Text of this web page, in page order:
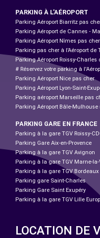
PARKING À L'AÉROPORT
Parking Aéroport Biarritz pas
Parking Aéroport de Cannes -
Parking Aéroport Nîmes pas cher
Parking pas cher à l’Aéroport de
Parking Aéroport Roissy-Charles
# Réservez votre parking à
Parking Aéroport Nice pas cher
Parking Aéroport Lyon-Saint-
Parking aéroport Marseille pas
Parking Aéroport Bâle-Mulhouse
PARKING GARE EN FRANCE
Parking à la gare TGV Roissy-
Parking Gare Aix-en-Provence
Parking à la gare TGV Avignon
Parking à la gare TGV Marne-la-
Parking à la gare TGV
Parking gare Saint-Charles
Parking Gare Saint Exupéry
Parking à la gare TGV Lille
LOCATION DE